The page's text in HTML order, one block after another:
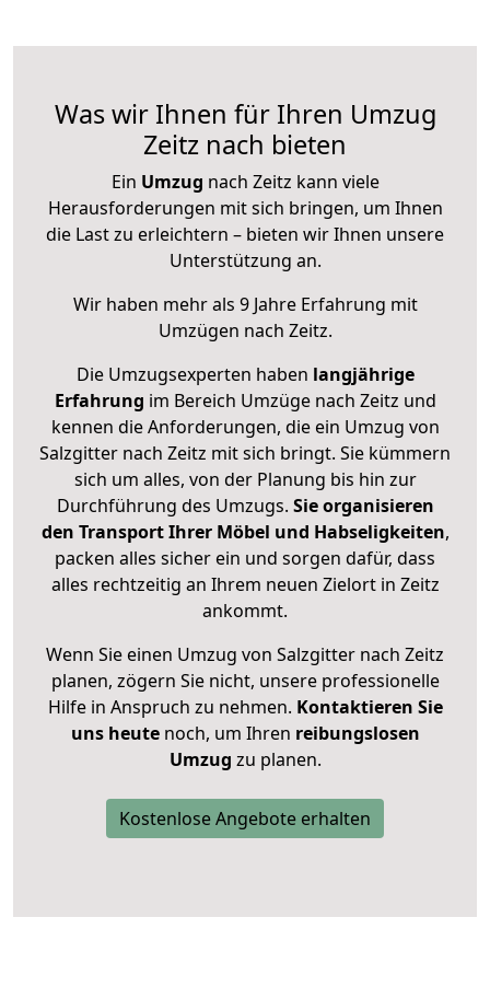
Was wir Ihnen für Ihren Umzug
Zeitz nach bieten
Ein Umzug nach Zeitz kann viele
Herausforderungen mit sich bringen, um Ihnen
die Last zu erleichtern – bieten wir Ihnen unsere
Unterstützung an.
Wir haben mehr als 9 Jahre Erfahrung mit
Umzügen nach Zeitz.
Die Umzugsexperten haben langjährige
Erfahrung im Bereich Umzüge nach Zeitz und
kennen die Anforderungen, die ein Umzug von
Salzgitter nach Zeitz mit sich bringt. Sie kümmern
sich um alles, von der Planung bis hin zur
Durchführung des Umzugs. Sie organisieren
den Transport Ihrer Möbel und Habseligkeiten,
packen alles sicher ein und sorgen dafür, dass
alles rechtzeitig an Ihrem neuen Zielort in Zeitz
ankommt.
Wenn Sie einen Umzug von Salzgitter nach Zeitz
planen, zögern Sie nicht, unsere professionelle
Hilfe in Anspruch zu nehmen. Kontaktieren Sie
uns heutenoch, um Ihren reibungslosen
Umzug zu planen.
Kostenlose Angebote erhalten